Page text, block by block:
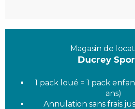
Magasin de
Ducrey
1 pack loué = 1 pack
ans)
Annulation sans frais